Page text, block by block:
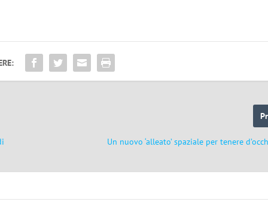
Un nuovo ‘alleato’ spaziale per tenere